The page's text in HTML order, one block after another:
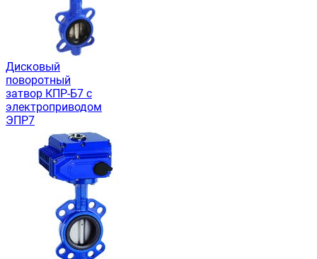
Дисковый
поворотный
затвор КПР-Б7 с
электроприводом
ЭПР7